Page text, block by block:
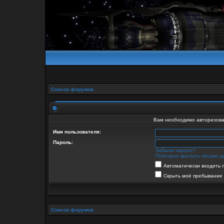
Список форумов
Вам необходимо
Имя пользователя:
Пароль:
Забыли пароль?
Повторно выслать письмо
Автоматически
Скрыть моё пребывание
Список форумов